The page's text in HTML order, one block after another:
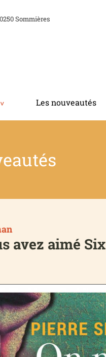
Sommières
Les nouveautés
avez aimé